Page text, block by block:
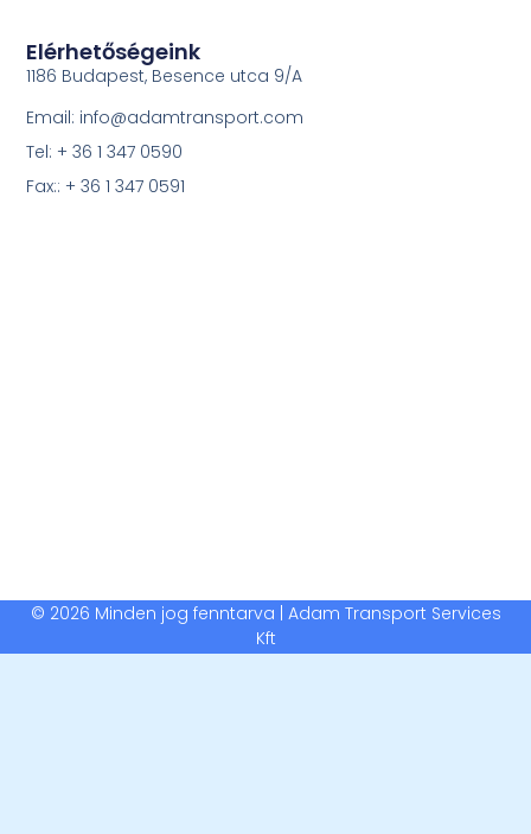
Elérhetőségeink
1186 Budapest, Besence utca 9/A
Email: info@adamtransport.com
Tel: + 36 1 347 0590
Fax:: + 36 1 347 0591
© 2026 Minden jog fenntarva | Adam Transport Services
Kft